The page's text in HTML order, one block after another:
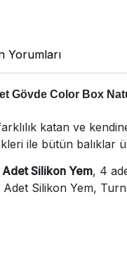
Yorumları
Gövde Color Box
katan ve
ile bütün balıklar
Silikon Yem, 4
Silikon Yem,